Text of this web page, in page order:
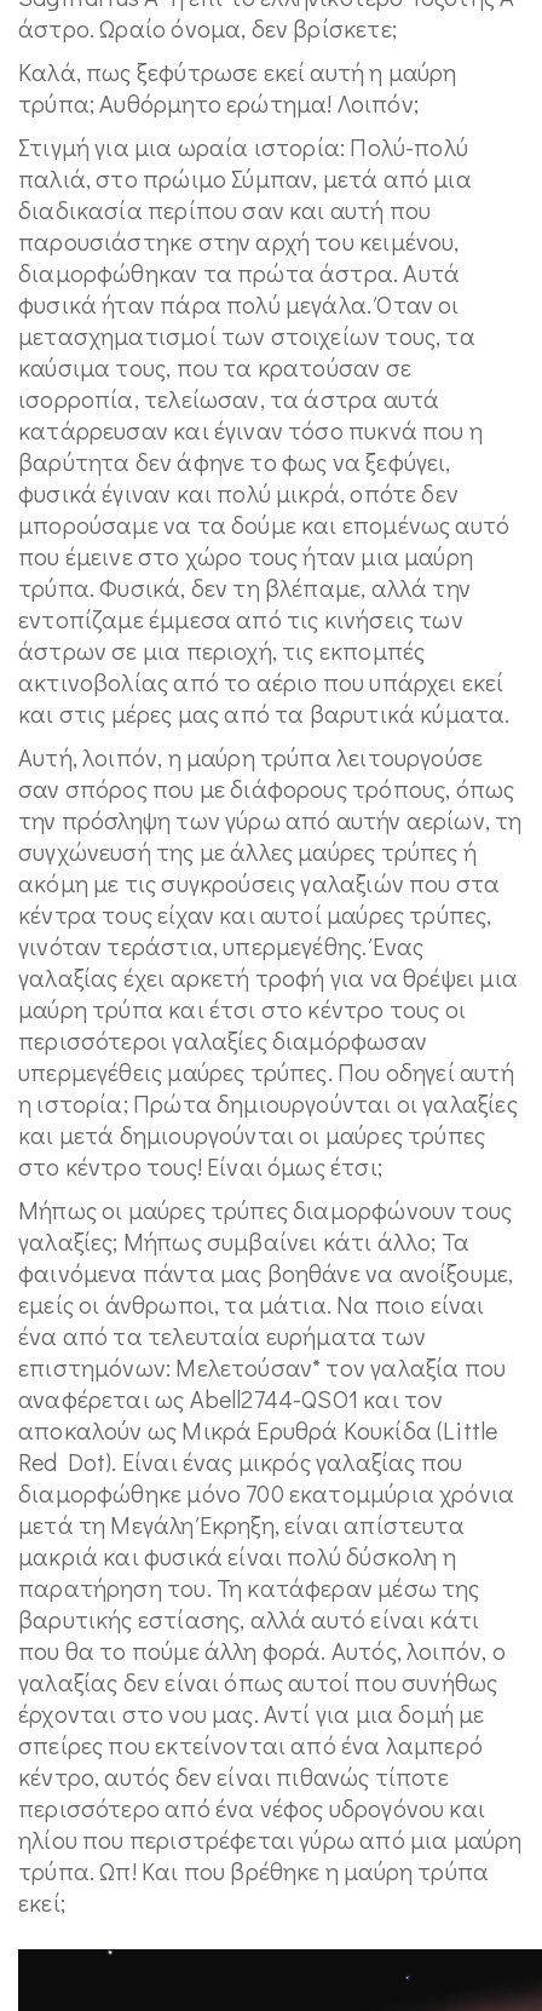
άστρο. Ωραίο όνομα, δεν βρίσκετε;
Καλά, πως ξεφύτρωσε εκεί αυτή η μαύρη
τρύπα; Αυθόρμητο ερώτημα! Λοιπόν;
Στιγμή για μια ωραία ιστορία: Πολύ-πολύ
παλιά, στο πρώιμο Σύμπαν, μετά από μια
διαδικασία περίπου σαν και αυτή που
παρουσιάστηκε στην αρχή του κειμένου,
διαμορφώθηκαν τα πρώτα άστρα. Αυτά
φυσικά ήταν πάρα πολύ μεγάλα. Όταν οι
μετασχηματισμοί των στοιχείων τους, τα
καύσιμα τους, που τα κρατούσαν σε
ισορροπία, τελείωσαν, τα άστρα αυτά
κατάρρευσαν και έγιναν τόσο πυκνά που η
βαρύτητα δεν άφηνε το φως να ξεφύγει,
φυσικά έγιναν και πολύ μικρά, οπότε δεν
μπορούσαμε να τα δούμε και επομένως αυτό
που έμεινε στο χώρο τους ήταν μια μαύρη
τρύπα. Φυσικά, δεν τη βλέπαμε, αλλά την
εντοπίζαμε έμμεσα από τις κινήσεις των
άστρων σε μια περιοχή, τις εκπομπές
ακτινοβολίας από το αέριο που υπάρχει εκεί
και στις μέρες μας από τα βαρυτικά κύματα.
Αυτή, λοιπόν, η μαύρη τρύπα λειτουργούσε
σαν σπόρος που με διάφορους τρόπους, όπως
την πρόσληψη των γύρω από αυτήν αερίων, τη
συγχώνευσή της με άλλες μαύρες τρύπες ή
ακόμη με τις συγκρούσεις γαλαξιών που στα
κέντρα τους είχαν και αυτοί μαύρες τρύπες,
γινόταν τεράστια, υπερμεγέθης. Ένας
γαλαξίας έχει αρκετή τροφή για να θρέψει μια
μαύρη τρύπα και έτσι στο κέντρο τους οι
περισσότεροι γαλαξίες διαμόρφωσαν
υπερμεγέθεις μαύρες τρύπες. Που οδηγεί αυτή
η ιστορία; Πρώτα δημιουργούνται οι γαλαξίες
και μετά δημιουργούνται οι μαύρες τρύπες
στο κέντρο τους! Είναι όμως έτσι;
Μήπως οι μαύρες τρύπες διαμορφώνουν τους
γαλαξίες; Μήπως συμβαίνει κάτι άλλο; Τα
φαινόμενα πάντα μας βοηθάνε να ανοίξουμε,
εμείς οι άνθρωποι, τα μάτια. Να ποιο είναι
ένα από τα τελευταία ευρήματα των
επιστημόνων: Μελετούσαν* τον γαλαξία που
αναφέρεται ως Abell2744-QSO1 και τον
αποκαλούν ως Μικρά Ερυθρά Κουκίδα (Little
Red Dot). Είναι ένας μικρός γαλαξίας που
διαμορφώθηκε μόνο 700 εκατομμύρια χρόνια
μετά τη Μεγάλη Έκρηξη, είναι απίστευτα
μακριά και φυσικά είναι πολύ δύσκολη η
παρατήρηση του. Τη κατάφεραν μέσω της
βαρυτικής εστίασης, αλλά αυτό είναι κάτι
που θα το πούμε άλλη φορά. Αυτός, λοιπόν, ο
γαλαξίας δεν είναι όπως αυτοί που συνήθως
έρχονται στο νου μας. Αντί για μια δομή με
σπείρες που εκτείνονται από ένα λαμπερό
κέντρο, αυτός δεν είναι πιθανώς τίποτε
περισσότερο από ένα νέφος υδρογόνου και
ηλίου που περιστρέφεται γύρω από μια μαύρη
τρύπα. Ωπ! Και που βρέθηκε η μαύρη τρύπα
εκεί;